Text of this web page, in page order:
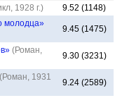
1928 г.)
9.52 (1148)
молодца»
9.45 (1475)
(Роман,
9.30 (3231)
(Роман, 1931
9.24 (2589)